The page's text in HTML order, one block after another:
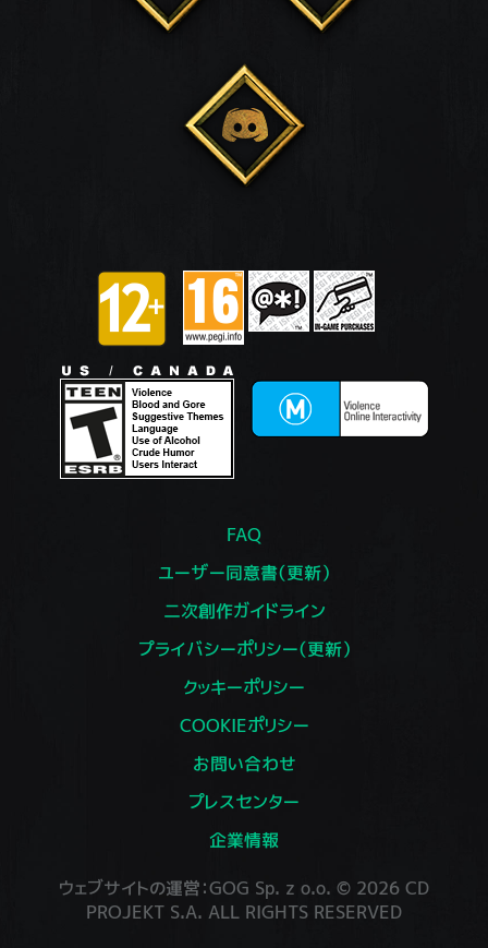
FAQ
ユーザー同意書（更新）
二次創作ガイドライン
プライバシーポリシー（更新）
クッキーポリシー
COOKIEポリシー
お問い合わせ
プレスセンター
企業情報
ウェブサイトの運営：GOG Sp. z o.o. © 2026 CD
PROJEKT S.A. ALL RIGHTS RESERVED